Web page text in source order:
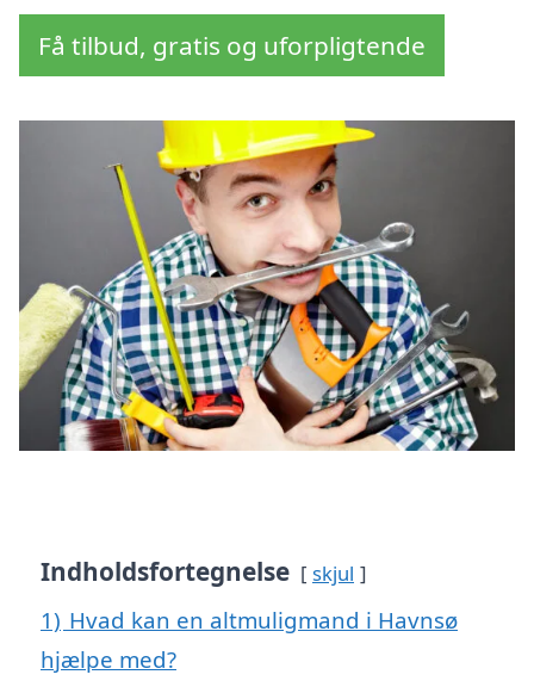
Få tilbud, gratis og uforpligtende
Indholdsfortegnelse skjul
1) Hvad kan en altmuligmand i Havnsø
hjælpe med?